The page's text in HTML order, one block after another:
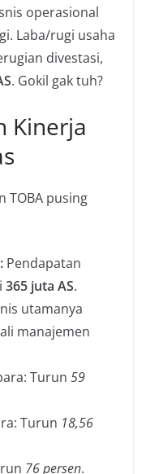
operasional
Laba/rugi usaha
divestasi,
. Gokil gak tuh?
Kinerja
TOBA pusing
Pendapatan
365 juta AS.
utamanya
manajemen
Turun 59
Turun 18,56
76 persen.